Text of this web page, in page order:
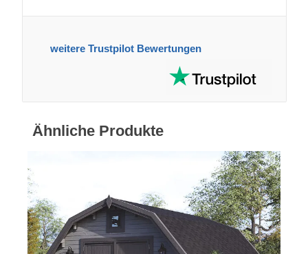
weitere Trustpilot Bewertungen
Ähnliche Produkte